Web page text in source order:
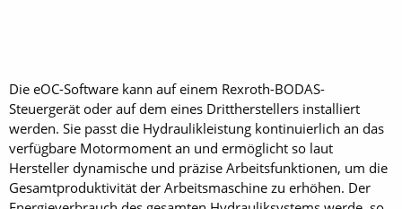
Die eOC-Software kann auf einem Rexroth-BODAS-
Steuergerät oder auf dem eines Drittherstellers installiert
werden. Sie passt die Hydraulikleistung kontinuierlich an das
verfügbare Motormoment an und ermöglicht so laut
Hersteller dynamische und präzise Arbeitsfunktionen, um die
Gesamtproduktivität der Arbeitsmaschine zu erhöhen. Der